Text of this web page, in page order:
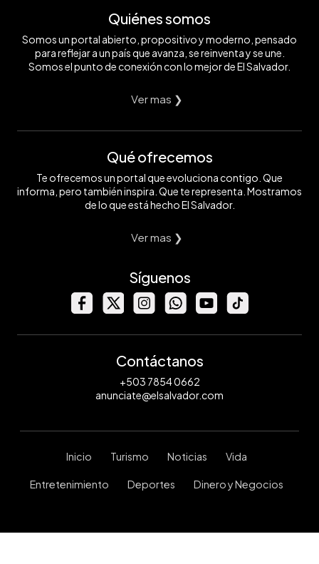
Quiénes somos
Somos un portal abierto, propositivo y moderno, pensado
para reflejar a un país que avanza, se reinventa y se une.
Somos el punto de conexión con lo mejor de El Salvador.
Ver mas ❯
Qué ofrecemos
Te ofrecemos un portal que evoluciona contigo. Que
informa, pero también inspira. Que te representa. Mostramos
de lo que está hecho El Salvador.
Ver mas ❯
Síguenos
Contáctanos
+503 7854 0662
anunciate@elsalvador.com
Inicio Turismo Noticias Vida
Entretenimiento Deportes Dinero y Negocios